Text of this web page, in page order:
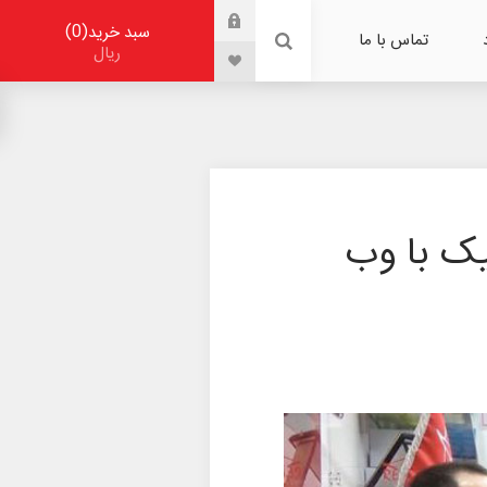
تماس با ما سبد خرید 0
ریال
با وب